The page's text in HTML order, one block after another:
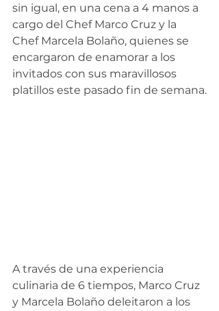
sin igual, en una cena a 4 manos a
cargo del Chef Marco Cruz y la
Chef Marcela Bolaño, quienes se
encargaron de enamorar a los
invitados con sus maravillosos
platillos este pasado fin de semana.
A través de una experiencia
culinaria de 6 tiempos, Marco Cruz
y Marcela Bolaño deleitaron a los